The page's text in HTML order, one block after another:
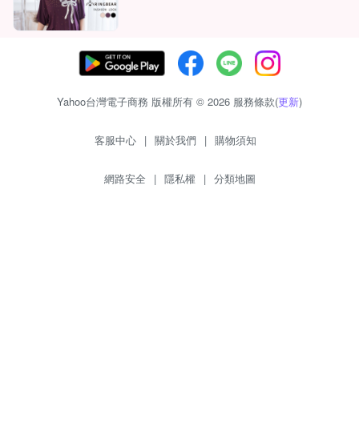
Yahoo台灣電子商務 版權所有 © 2026 服務條款(更新)
客服中心 | 關於我們 | 購物須知
網路安全 | 隱私權 | 分類地圖